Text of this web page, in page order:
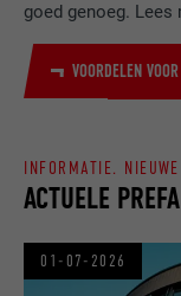
goed genoeg. Lees
VOORDELEN
ACTUELE
INFORMATIE.
01-07-2026
AANBIEDER